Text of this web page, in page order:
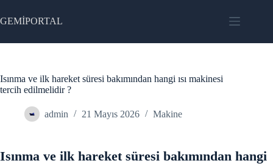
to
content
GEMİPORTAL
Isınma ve ilk hareket süresi bakımından hangi ısı makinesi
tercih edilmelidir ?
admin 21 Mayıs 2026 Makine
Isınma ve ilk hareket süresi bakımından hangi